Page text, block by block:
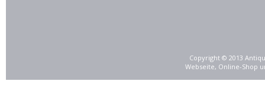
Copyright © 2013
Webseite, Online-Shop